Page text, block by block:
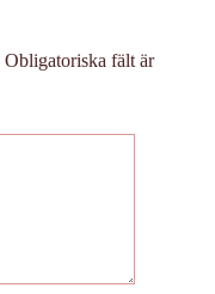
Obligatoriska fält är